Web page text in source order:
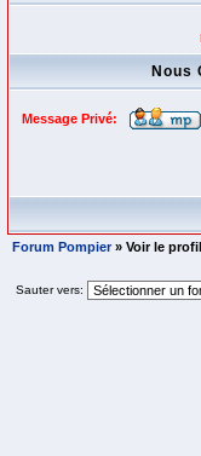
Nous
Message Privé:
Forum Pompier» Voir le
Sauter vers: